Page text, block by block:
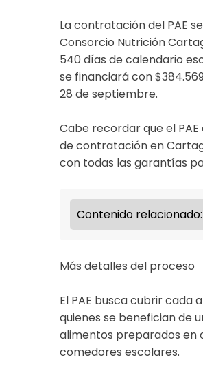
La contratación del PAE
Consorcio Nutrición
540 días de calendario
se financiará con
28 de septiembre.
Cabe recordar que el
de contratación en
con todas las garantías
Contenido relacionado:
Más detalles del proceso
El PAE busca cubrir cada
quienes se benefician de
alimentos preparados en
comedores escolares.